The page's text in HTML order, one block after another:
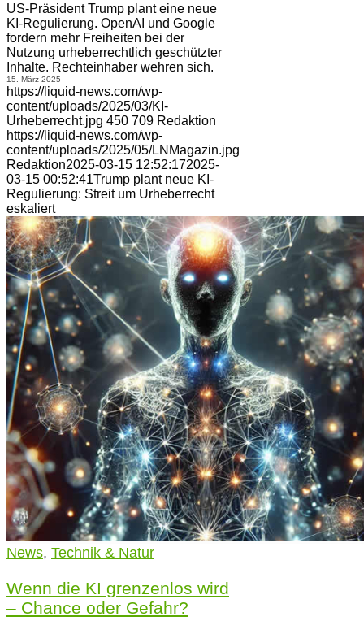
US-Präsident Trump plant eine neue
KI-Regulierung. OpenAI und Google
fordern mehr Freiheiten bei der
Nutzung urheberrechtlich geschützter
Inhalte. Rechteinhaber wehren sich.
15. März 2025
https://liquid-news.com/wp-
content/uploads/2025/03/KI-
Urheberrecht.jpg 450 709 Redaktion
https://liquid-news.com/wp-
content/uploads/2025/05/LNMagazin.jpg
Redaktion2025-03-15 12:52:172025-
03-15 00:52:41Trump plant neue KI-
Regulierung: Streit um Urheberrecht
eskaliert
News, Technik & Natur
Wenn die KI grenzenlos wird
– Chance oder Gefahr?